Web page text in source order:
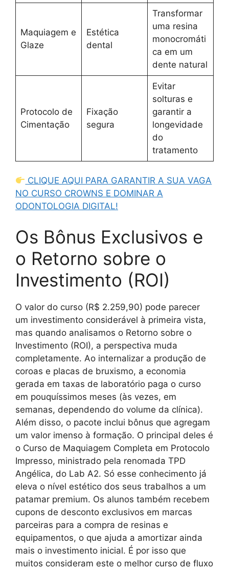
Maquiagem e
Glaze
Estética
dental
Transformar
uma resina
monocromáti
ca em um
dente natural
Protocolo de
Cimentação
Fixação
segura
Evitar
solturas e
garantir a
longevidade
do
tratamento
CLIQUE AQUI PARA GARANTIR A SUA VAGA
NO CURSO CROWNS E DOMINAR A
ODONTOLOGIA DIGITAL!
Os Bônus Exclusivos e
o Retorno sobre o
Investimento (ROI)
O valor do curso (R$ 2.259,90) pode parecer
um investimento considerável à primeira vista,
mas quando analisamos o Retorno sobre o
Investimento (ROI), a perspectiva muda
completamente. Ao internalizar a produção de
coroas e placas de bruxismo, a economia
gerada em taxas de laboratório paga o curso
em pouquíssimos meses (às vezes, em
semanas, dependendo do volume da clínica).
Além disso, o pacote inclui bônus que agregam
um valor imenso à formação. O principal deles é
o Curso de Maquiagem Completa em Protocolo
Impresso, ministrado pela renomada TPD
Angélica, do Lab A2. Só esse conhecimento já
eleva o nível estético dos seus trabalhos a um
patamar premium. Os alunos também recebem
cupons de desconto exclusivos em marcas
parceiras para a compra de resinas e
equipamentos, o que ajuda a amortizar ainda
mais o investimento inicial. É por isso que
muitos consideram este o melhor curso de fluxo